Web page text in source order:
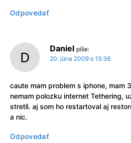
Odpovedať
Daniel píše:
20. júna 2009 o 15:36
caute mam problem s iphone, mam
nemam polozku internet Tethering,
stretli. aj som ho restartoval aj
a nic.
Odpovedať